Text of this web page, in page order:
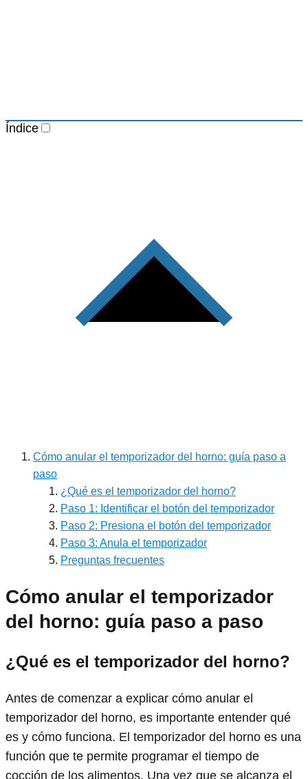
Índice
Cómo anular el temporizador del horno: guía paso a
paso
¿Qué es el temporizador del horno?
Paso 1: Identificar el botón del temporizador
Paso 2: Presiona el botón del temporizador
Paso 3: Anula el temporizador
Preguntas frecuentes
Cómo anular el temporizador
del horno: guía paso a paso
¿Qué es el temporizador del horno?
Antes de comenzar a explicar cómo anular el
temporizador del horno, es importante entender qué
es y cómo funciona. El temporizador del horno es una
función que te permite programar el tiempo de
cocción de los alimentos. Una vez que se alcanza el